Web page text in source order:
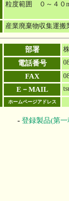
粒度範囲 ０～４０
産業廃棄物収集運搬
部署
電話番号
FAX
E－MAIL
ホームページアドレス
- 登録製品(第